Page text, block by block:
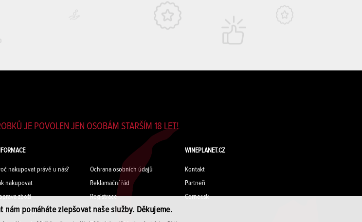
JE POVOLEN JEN OSOBÁM STARŠÍM 18 LET!
nakupovat právě u nás?
nakupovat
zboží
platby
Ochrana osobních údajů
Reklamační řád
Registrace
Hodnocení vín
WINEPLANET.CZ
Kontakt
Partneři
Corner.sk
nám pomáháte zlepšovat naše služby. Děkujeme.